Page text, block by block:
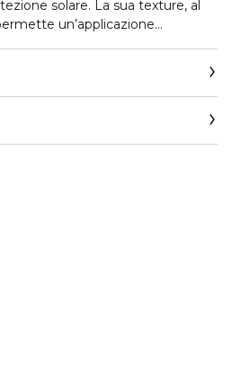
solare. La sua texture, al
un’applicazione
e ai raggi UVB che
sulla pelle dalle prime ore
comfort assoluto ed
ritocchi, fino a 24 ore. Stay on